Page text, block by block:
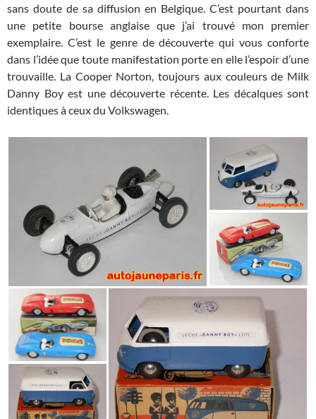
sans doute de sa diffusion en Belgique. C’est pourtant dans
une petite bourse anglaise que j’ai trouvé mon premier
exemplaire. C’est le genre de découverte qui vous conforte
dans l’idée que toute manifestation porte en elle l’espoir d’une
trouvaille. La Cooper Norton, toujours aux couleurs de Milk
Danny Boy est une découverte récente. Les décalques sont
identiques à ceux du Volkswagen.